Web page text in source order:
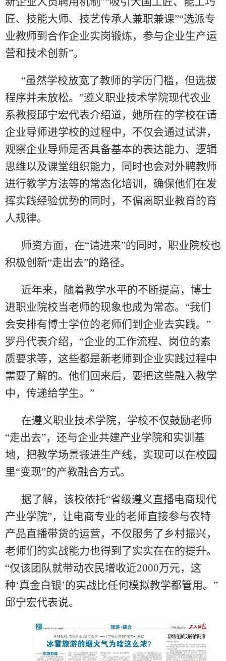
匠、技能大师、技艺传承人兼职兼课”“选派专
业教师到合作企业实岗锻炼，参与企业生产运
营和技术创新”。
“虽然学校放宽了教师的学历门槛，但选拔
程序并未放松。”遵义职业技术学院现代农业
系教授邱宁宏代表介绍道，她所在的学校在请
企业导师进学校的过程中，不仅会通过试讲，
观察企业导师是否具备基本的表达能力、逻辑
思维以及课堂组织能力，同时也会对外聘教师
进行教学方法等的常态化培训，确保他们在发
挥实践经验优势的同时，不偏离职业教育的育
人规律。
师资方面，在“请进来”的同时，职业院校也
积极创新“走出去”的路径。
近年来，随着教学水平的不断提高，博士
进职业院校当老师的现象也成为常态。“我们
会安排有博士学位的老师们到企业去实践。”
罗丹代表介绍，“企业的工作流程、岗位的素
质要求等，这些都是新老师到企业实践过程中
需要了解的。他们回来后，要把这些融入教学
中，传递给学生。”
在遵义职业技术学院，学校不仅鼓励老师
“走出去”，还与企业共建产业学院和实训基
地，把教学场景搬进生产线，实现可以在校园
里“变现”的产教融合方式。
据了解，该校依托“省级遵义直播电商现代
产业学院”，让电商专业的老师直接参与农特
产品直播带货的运营，不仅服务了乡村振兴，
老师们的实战能力也得到了实实在在的提升。
“仅该团队就带动农民增收近2000万元，这
种‘真金白银’的实战比任何模拟教学都管用。”
邱宁宏代表说。